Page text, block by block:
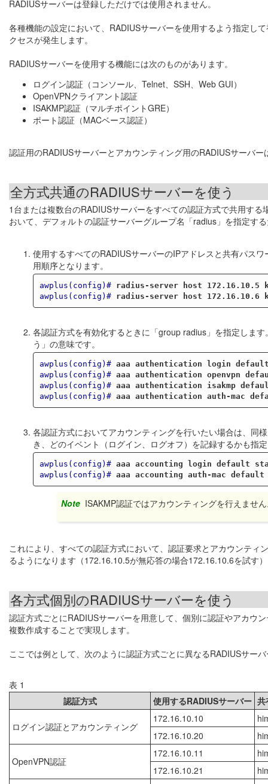
RADIUSサーバーは登録しただけでは使用されません。
各種機能の設定において、RADIUSサーバーを使用するよう指定し
クセスが発生します。
RADIUSサーバーを使用する機能には次のものがあります。
ログイン認証（コンソール、Telnet、SSH、Web GUI）
OpenVPNクライアント認証
ISAKMP認証（マルチポイントGRE）
ポート認証（MACベース認証）
認証用のRADIUSサーバーとアカウンティング用のRADIUSサーバー
全方式共通のRADIUSサーバーを使う
1台または複数台のRADIUSサーバーをすべての認証方式で共用す
おいて、デフォルトの認証サーバーグループ名「radius」を指定す
使用するすべてのRADIUSサーバーのIPアドレスと共有パス
用順序となります。
awplus(config)#
radius-server host 172.16.10.5
awplus(config)#
radius-server host 172.16.10.6
各認証方式を有効化するときに「group radius」を指定します
う」の意味です。
awplus(config)# aaa authentication login
awplus(config)# aaa authentication openvpn
awplus(config)# aaa authentication isakmp
awplus(config)# aaa authentication auth-mac
各認証方式においてアカウンティングを行いたい場合は、同
き、どのイベント（ログイン、ログオフ）を記録するかも指
awplus(config)# aaa accounting login default
awplus(config)# aaa accounting auth-mac
Note ISAKMP認証ではアカウンティングを行えませ
これにより、すべての認証方式において、認証要求とアカウンテ
るようになります（172.16.10.5が無応答の場合172.16.10.6を試す
各方式個別のRADIUSサーバーを使う
認証方式ごとにRADIUSサーバーを用意して、個別に認証やアカウ
複数作成することで実現します。
ここでは例として、次のように認証方式ごとに異なるRADIUSサー
表 1
認証方式
使用するRADIUSサーバー 共
ログイン認証とアカウンティング
172.16.10.10
172.16.10.20
OpenVPN認証
172.16.10.11
172.16.10.21